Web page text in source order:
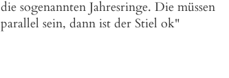
die sogenannten Jahresringe. Die müssen
parallel sein, dann ist der Stiel ok"